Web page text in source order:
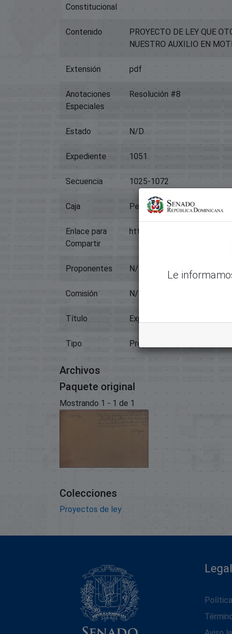
Constitucional
Contenido
PROYECTO DE LEY QUE
NUESTRO AUXILIO EN
Extensión pdf
Anotaciones
Especiales
Resolución #8
Estado N/D
Expediente 1051
Secuencia 1025-1072
Caja Pendiente
Enlace para
Compartir
https://
Proponentes N/D
Comisión N/D
Título Expediente 1051
Tipo Proyectos De Ley
Archivos
Paquete original
Mostrando 1 - 1 de 1
Colecciones
Proyectos de ley
Legal
Le